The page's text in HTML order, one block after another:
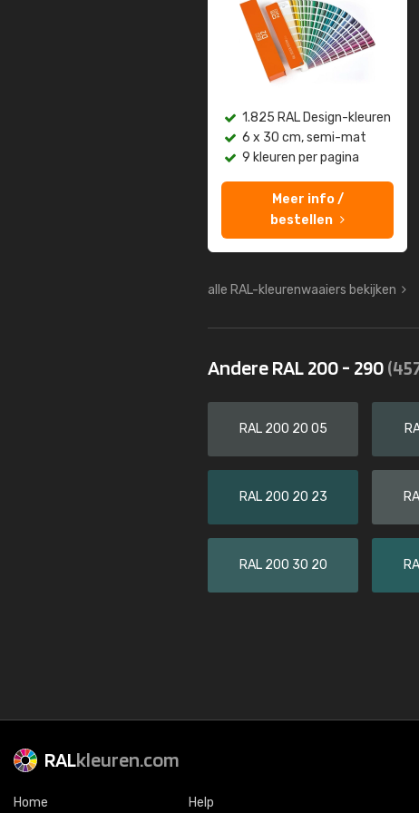
1.825 RAL Design-kleuren
6 x 30 cm, semi-mat
9 kleuren per pagina
Meer info /
bestellen
alle RAL-kleurenwaaiers bekijken
Andere RAL 200 - 290
RAL 200 20 05
RAL 200 20 23
RAL 200 30 20
RALkleuren.com
Home Help